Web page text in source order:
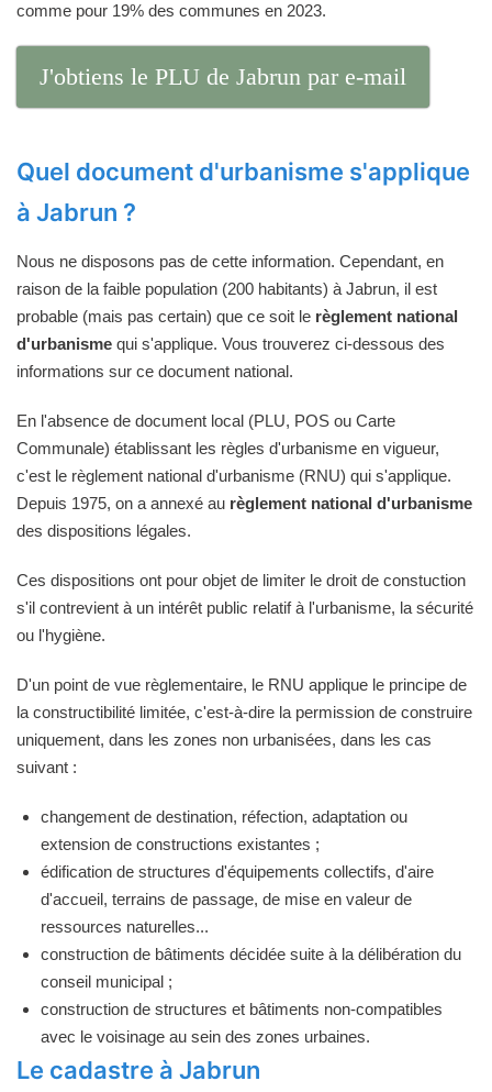
comme pour 19% des communes en 2023.
J'obtiens le PLU de Jabrun par e-mail
Quel document d'urbanisme s'applique
à Jabrun ?
Nous ne disposons pas de cette information. Cependant, en
raison de la faible population (200 habitants) à Jabrun, il est
probable (mais pas certain) que ce soit le règlement national
d'urbanisme qui s'applique. Vous trouverez ci-dessous des
informations sur ce document national.
En l'absence de document local (PLU, POS ou Carte
Communale) établissant les règles d'urbanisme en vigueur,
c'est le règlement national d'urbanisme (RNU) qui s'applique.
Depuis 1975, on a annexé au règlement national d'urbanisme
des dispositions légales.
Ces dispositions ont pour objet de limiter le droit de constuction
s'il contrevient à un intérêt public relatif à l'urbanisme, la sécurité
ou l'hygiène.
D'un point de vue règlementaire, le RNU applique le principe de
la constructibilité limitée, c'est-à-dire la permission de construire
uniquement, dans les zones non urbanisées, dans les cas
suivant :
changement de destination, réfection, adaptation ou
extension de constructions existantes ;
édification de structures d'équipements collectifs, d'aire
d'accueil, terrains de passage, de mise en valeur de
ressources naturelles...
construction de bâtiments décidée suite à la délibération du
conseil municipal ;
construction de structures et bâtiments non-compatibles
avec le voisinage au sein des zones urbaines.
Le cadastre à Jabrun